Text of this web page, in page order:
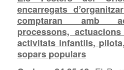
encarregats
comptaran amb
processons,
activitats infantils,
sopars populars